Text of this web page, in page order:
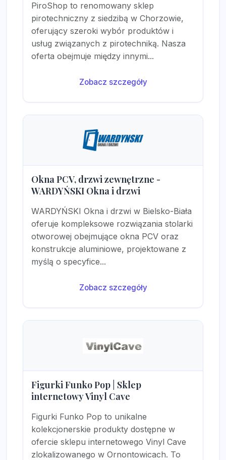
PiroShop to renomowany sklep
pirotechniczny z siedzibą w Chorzowie,
oferujący szeroki wybór produktów i
usług związanych z pirotechniką. Nasza
oferta obejmuje między innymi...
Zobacz szczegóły
Okna PCV, drzwi zewnętrzne -
WARDYŃSKI Okna i drzwi
WARDYŃSKI Okna i drzwi w Bielsko-Biała
oferuje kompleksowe rozwiązania stolarki
otworowej obejmujące okna PCV oraz
konstrukcje aluminiowe, projektowane z
myślą o specyfice...
Zobacz szczegóły
Figurki Funko Pop | Sklep
internetowy Vinyl Cave
Figurki Funko Pop to unikalne
kolekcjonerskie produkty dostępne w
ofercie sklepu internetowego Vinyl Cave
zlokalizowanego w Ornontowicach. To